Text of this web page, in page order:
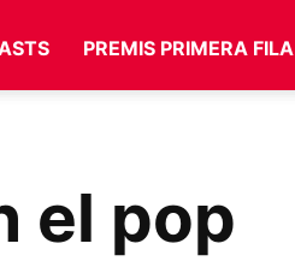
PREMIS PRIMERA FILA
el pop